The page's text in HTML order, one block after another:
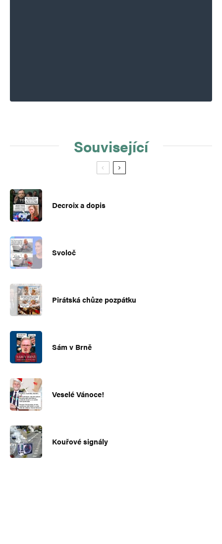
Související
Decroix a dopis
Svoloč
Pirátská chůze pozpátku
Sám v Brně
Veselé Vánoce!
Kouřové signály